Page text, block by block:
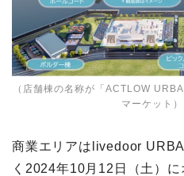
（店舗棟の名称が「ACTLOW
マーケット）
商業エリアはlivedoor
く2024年10月12日（土）に